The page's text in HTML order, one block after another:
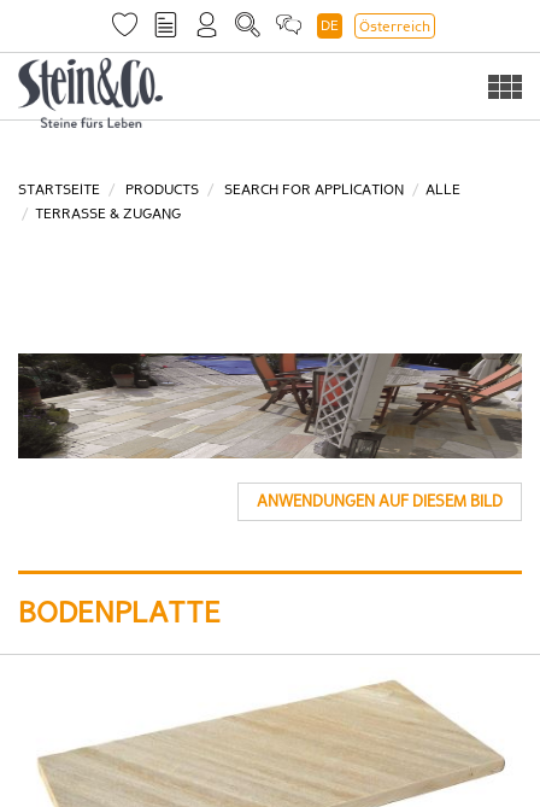
DE Österreich
STARTSEITE PRODUCTS SEARCH FOR APPLICATION
ALLE
TERRASSE & ZUGANG
ANWENDUNGEN AUF DIESEM BILD
BODENPLATTE